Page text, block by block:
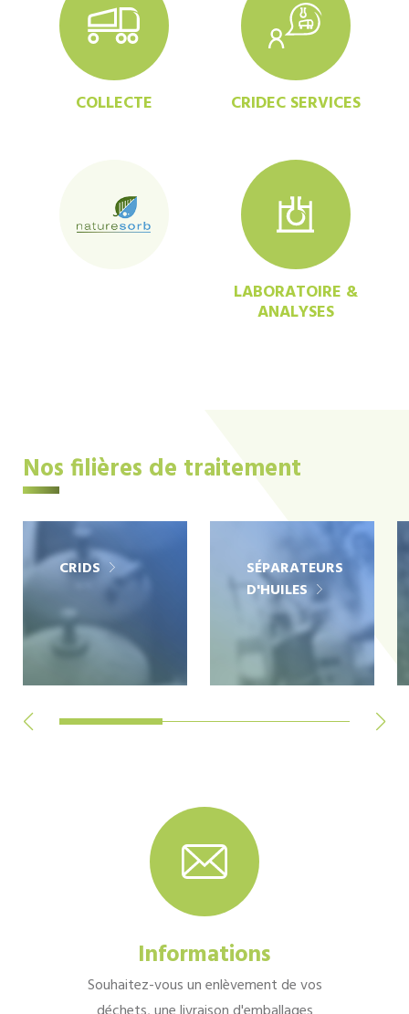
COLLECTE CRIDEC SERVICES
LABORATOIRE &
ANALYSES
Nos filières de traitement
CRIDS
SÉPARATEURS
D'HUILES
Informations
Souhaitez-vous un enlèvement de vos